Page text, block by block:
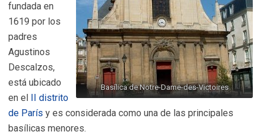
Basílica de Notre-Dame-des-Victoires
fundada en
1619 por los
padres
Agustinos
Descalzos,
está ubicado
en el II distrito
de París y es considerada como una de las principales
basílicas menores.